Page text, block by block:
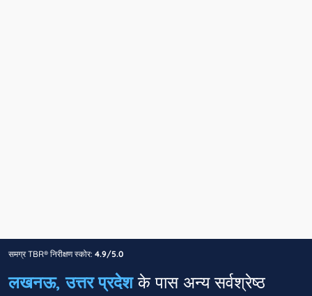
समग्र TBR® निरीक्षण स्कोर: 4.9/5.0
लखनऊ, उत्तर प्रदेशके पास अन्य सर्वश्रेष्ठ